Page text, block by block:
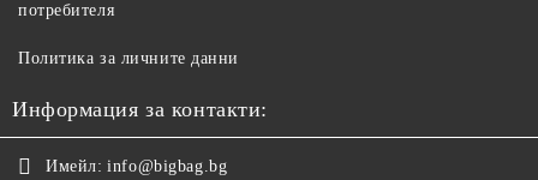
потребителя
Политика за личните данни
Информация за контакти:
Имейл: info@bigbag.bg